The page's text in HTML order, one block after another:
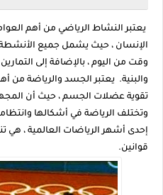
يعتبر النشاط الرياضي من أهم
الإنسان ، حيث يشمل جميع
وقت من اليوم ، بالإضافة إلى
والبنية. يعتبر الجسد والرياضة من
تقوية عضلات الجسم ، حيث أن
وتختلف الرياضة في أشكالها
إحدى أشهر الرياضات العالمية ، هي
قوانين.